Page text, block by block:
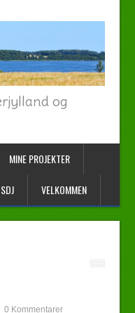
og
MINE PROJEKTER
VELKOMMEN
0 Kommentarer